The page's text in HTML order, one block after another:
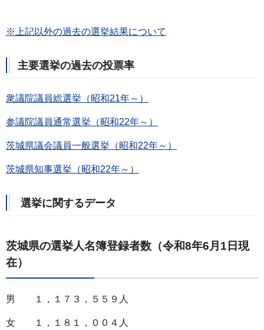
※上記以外の過去の選挙結果について
主要選挙の過去の投票率
衆議院議員総選挙（昭和21年～）
参議院議員通常選挙（昭和22年～）
茨城県議会議員一般選挙（昭和22年～）
茨城県知事選挙（昭和22年～）
選挙に関するデータ
茨城県の選挙人名簿登録者数（令和8年6月1日現
在）
男 １，１７３，５５９人
女 １，１８１，００４人